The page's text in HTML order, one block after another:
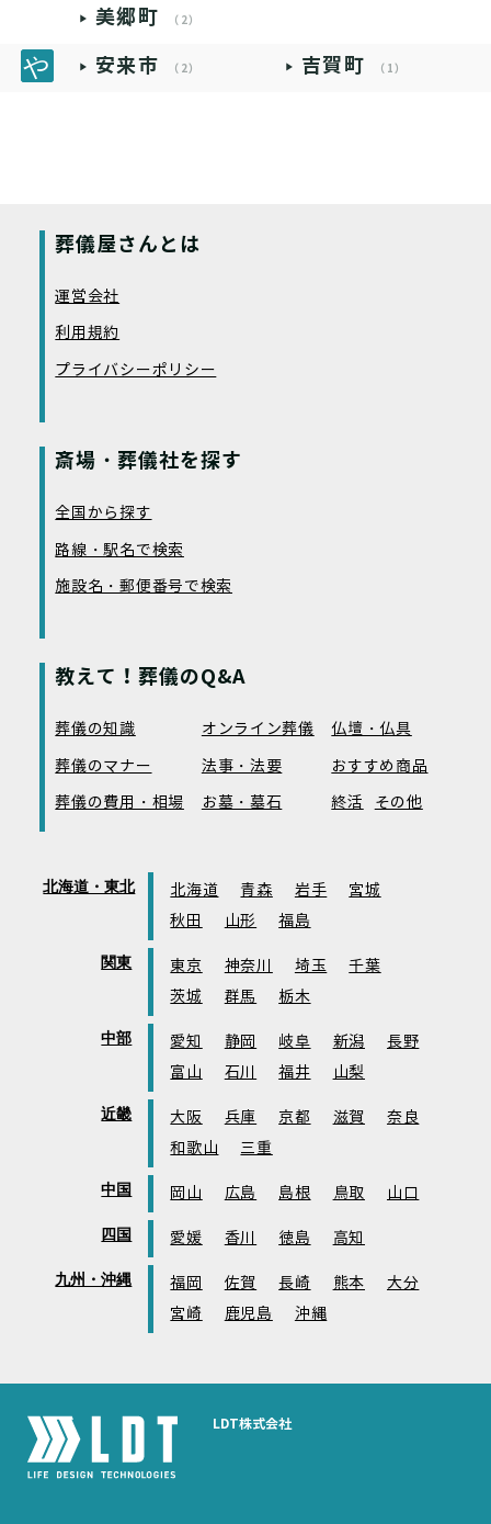
美郷町 （2）
安来市 （2） 吉賀町 （1）
葬儀屋さんとは
運営会社
利用規約
プライバシーポリシー
斎場・葬儀社を探す
全国から探す
路線・駅名で検索
施設名・郵便番号で検索
教えて！葬儀のQ&A
葬儀の知識 オンライン葬儀
仏壇・仏具
葬儀のマナー
法事・法要
おすすめ商品
葬儀の費用・相場
お墓・墓石 終活 その他
北海道・東北 北海道 青森 岩手
宮城
秋田
山形 福島
関東 東京 神奈川 埼玉
千葉
茨城
群馬 栃木
中部 愛知 静岡 岐阜 新潟
長野
富山
石川 福井 山梨
近畿 大阪 兵庫 京都 滋賀
奈良
和歌山
三重
中国 岡山 広島 島根 鳥取 山口
四国 愛媛 香川 徳島 高知
九州・沖縄 福岡 佐賀 長崎 熊本
大分
宮崎
鹿児島 沖縄
LDT株式会社